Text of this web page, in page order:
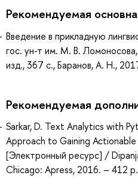
Рекомендуемая
Введение в прикладную
гос. ун-т им. М. В.
изд., 367 с., Баранов, А. Н.,
Рекомендуемая
Sarkar, D. Text Analytics with
Approach to Gaining
[Электронный ресурс] /
Chicago: Apress, 2016. – 412